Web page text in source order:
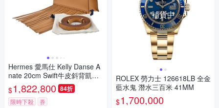
Hermes 愛馬仕 Kelly Danse A
nate 20cm Swift牛皮斜背凱莉
包(2S芝麻色/B刻/金釦)
$1,822,800 84折
限時下殺 券
補貨中
ROLEX 勞力士 126618LB 全金
藍水鬼 潛水三百米 41MM
$1,700,000